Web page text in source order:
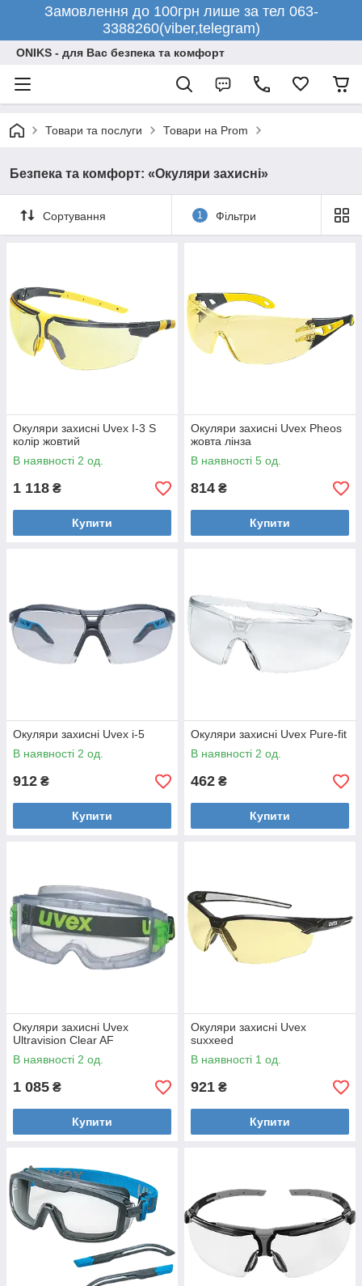
Замовлення до 100грн лише за тел 063-
3388260(viber,telegram)
ONIKS - для Вас безпека та комфорт
Товари та послуги Товари на Prom
Безпека та комфорт: «Окуляри захисні»
Сортування 1 Фільтри
Окуляри захисні Uvex I-3 S
колір жовтий
В наявності 2 од.
1 118 ₴
Купити
Окуляри захисні Uvex Pheos
жовта лінза
В наявності 5 од.
814 ₴
Купити
Окуляри захисні Uvex i-5
В наявності 2 од.
912 ₴
Купити
Окуляри захисні Uvex Pure-fit
В наявності 2 од.
462 ₴
Купити
Окуляри захисні Uvex
Ultravision Clear AF
В наявності 2 од.
1 085 ₴
Купити
Окуляри захисні Uvex
suxxeed
В наявності 1 од.
921 ₴
Купити